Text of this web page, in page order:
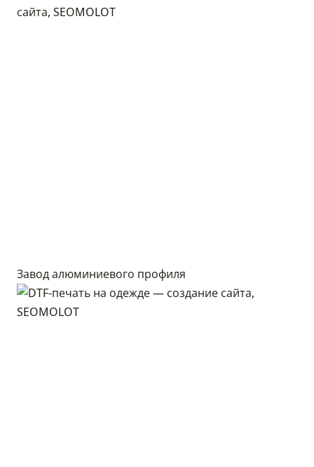
Завод алюминиевого профиля